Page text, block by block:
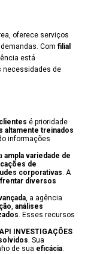
oferece serviços
Com filial
está
necessidades de
é prioridade
altamente treinados
informações
ampla variedade de
de
corporativas. A
diversos
, a agência
, análises
. Esses recursos
INVESTIGAÇÕES
. Sua
de sua eficácia.